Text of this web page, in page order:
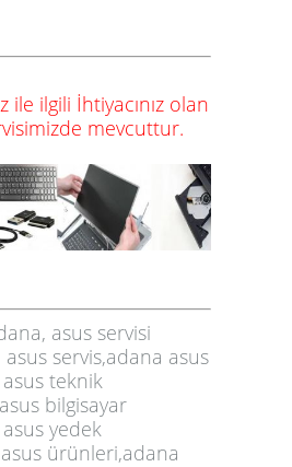
ile ilgili İhtiyacınız olan
mevcuttur.
asus servisi
servis,adana asus
teknik
bilgisayar
yedek
ürünleri,adana